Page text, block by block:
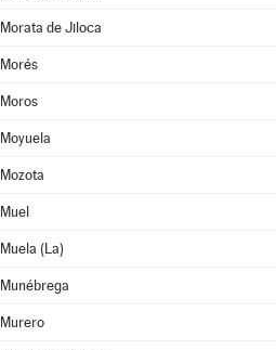
Morata de Jiloca
Morés
Moros
Moyuela
Mozota
Muel
Muela (La)
Munébrega
Murero